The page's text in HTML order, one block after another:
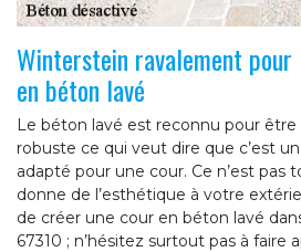
Winterstein ravalement
en béton lavé
Le béton lavé est reconnu pour
robuste ce qui veut dire que c’est
adapté pour une cour. Ce n’est pas
donne de l’esthétique à votre
de créer une cour en béton lavé
67310 ; n’hésitez surtout pas à faire